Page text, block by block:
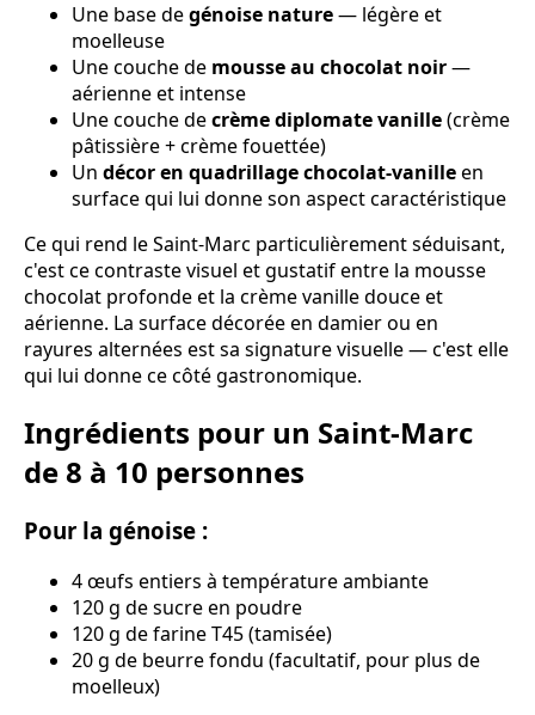
Une base degénoise nature— légère et
moelleuse
Une couche de mousse au chocolat noir—
aérienne et intense
Une couche decrème diplomate vanille(crème
pâtissière + crème fouettée)
Un décor en quadrillage chocolat-vanilleen
surface qui lui donne son aspect caractéristique
Ce qui rend le Saint-Marc particulièrement séduisant,
c'est ce contraste visuel et gustatif entre la mousse
chocolat profonde et la crème vanille douce et
aérienne. La surface décorée en damier ou en
rayures alternées est sa signature visuelle — c'est elle
qui lui donne ce côté gastronomique.
Ingrédients pour un Saint-Marc
de 8 à 10 personnes
Pour la génoise :
4 œufs entiers à température ambiante
120 g de sucre en poudre
120 g de farine T45 (tamisée)
20 g de beurre fondu (facultatif, pour plus de
moelleux)